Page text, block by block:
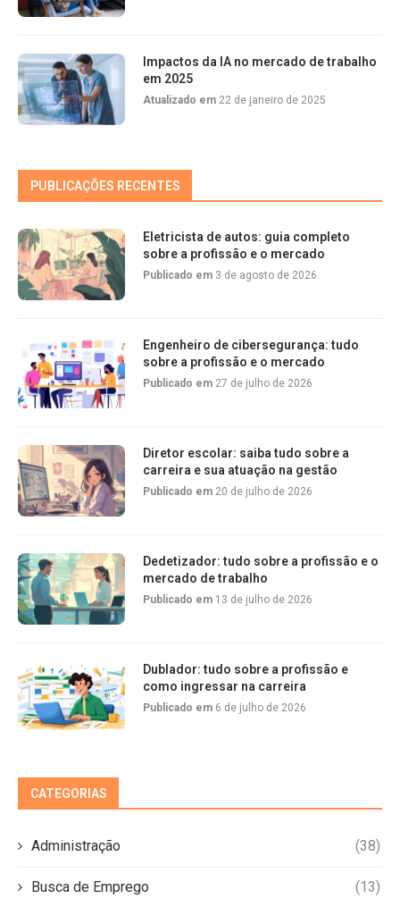
Impactos da IA no mercado de trabalho
em 2025
Atualizado em 22 de janeiro de 2025
PUBLICAÇÕES RECENTES
Eletricista de autos: guia completo
sobre a profissão e o mercado
Publicado em 3 de agosto de 2026
Engenheiro de cibersegurança: tudo
sobre a profissão e o mercado
Publicado em 27 de julho de 2026
Diretor escolar: saiba tudo sobre a
carreira e sua atuação na gestão
Publicado em 20 de julho de 2026
Dedetizador: tudo sobre a profissão e o
mercado de trabalho
Publicado em 13 de julho de 2026
Dublador: tudo sobre a profissão e
como ingressar na carreira
Publicado em 6 de julho de 2026
CATEGORIAS
Administração (38)
Busca de Emprego (13)